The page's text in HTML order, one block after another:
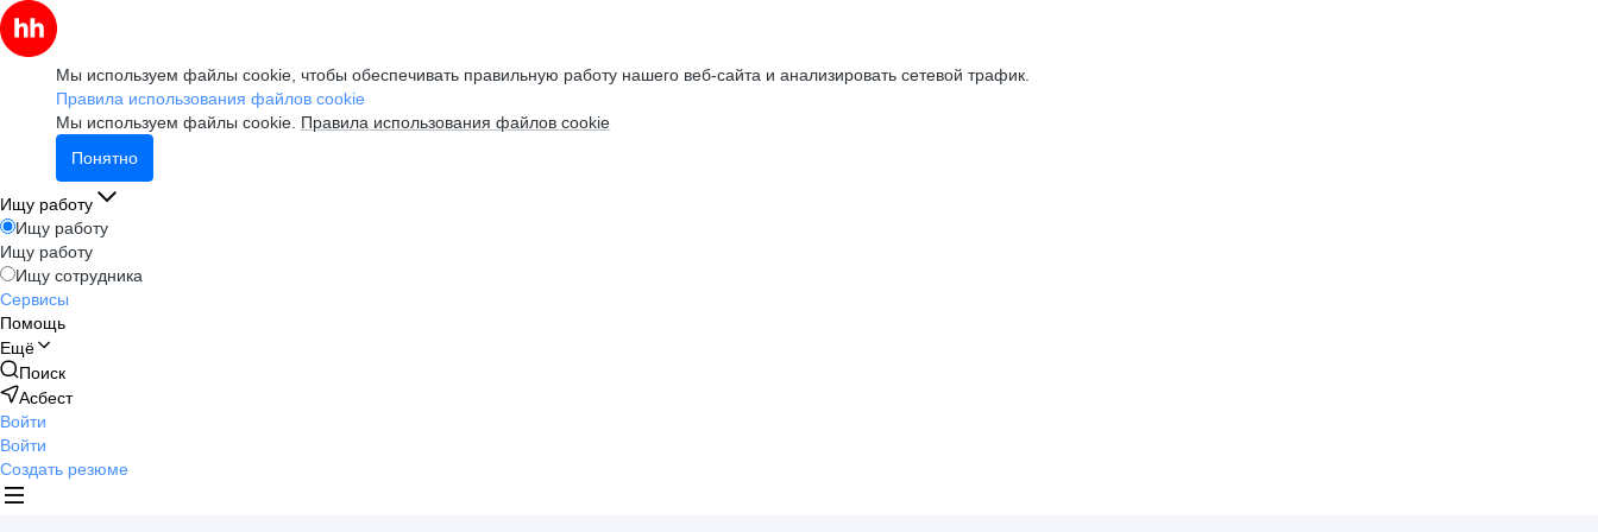
Мы используем файлы cookie, чтобы обеспечивать правильную работу нашего веб-сайта и анализировать сетевой трафик.
Правила использования файлов cookie
Мы используем файлы cookie. Правила использования файлов cookie
Понятно
Ищу работу
Ищу работу
Ищу работу
Ищу сотрудника
Сервисы
Помощь
Ещё
Поиск
Асбест
Войти
Войти
Создать резюме